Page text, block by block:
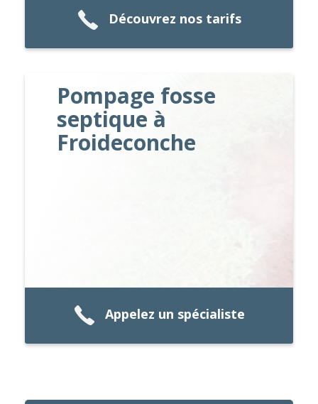
Découvrez nos tarifs
Pompage fosse
septique à
Froideconche
Appelez un spécialiste